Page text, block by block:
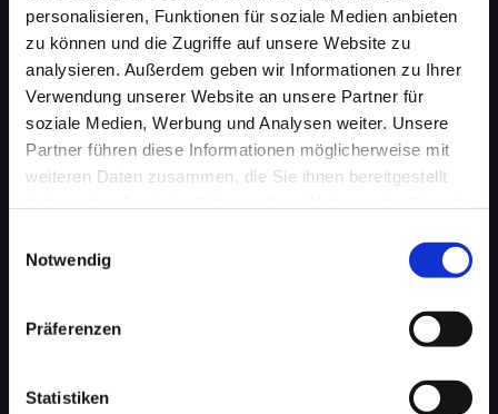
personalisieren, Funktionen für soziale Medien anbieten
zu können und die Zugriffe auf unsere Website zu
analysieren. Außerdem geben wir Informationen zu Ihrer
Verwendung unserer Website an unsere Partner für
soziale Medien, Werbung und Analysen weiter. Unsere
Partner führen diese Informationen möglicherweise mit
weiteren Daten zusammen, die Sie ihnen bereitgestellt
Notwendig
Präferenzen
Statistiken
Restaurierte Polstermöbel:
Leistungen
Dekoration von Fenstern mit Gardinen oder
Raffrollos
Restauration alter Polster- und Wohnmöbel